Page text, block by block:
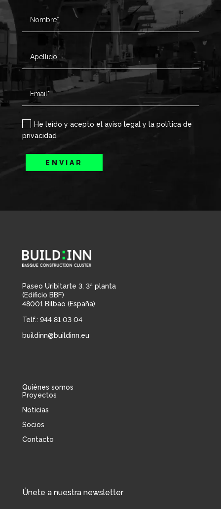
He leído y acepto el aviso legal y la política de
privacidad
ENVIAR
Paseo Uribitarte 3, 3ª planta
(Edificio BBF)
48001 Bilbao (España)
Telf.: 944 81 03 04
buildinn@buildinn.eu
Quiénes somos
Proyectos
Noticias
Socios
Contacto
Únete a nuestra newsletter